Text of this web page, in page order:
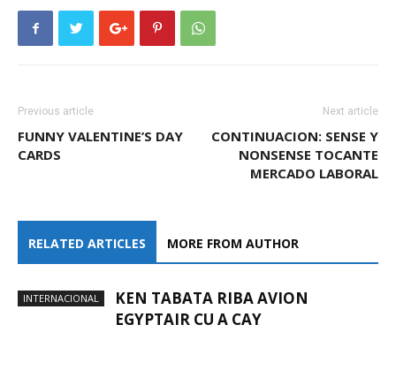
Previous article
FUNNY VALENTINE’S DAY
CARDS
Next article
CONTINUACION: SENSE Y
NONSENSE TOCANTE
MERCADO LABORAL
RELATED ARTICLES MORE FROM AUTHOR
INTERNACIONAL
KEN TABATA RIBA AVION
EGYPTAIR CU A CAY